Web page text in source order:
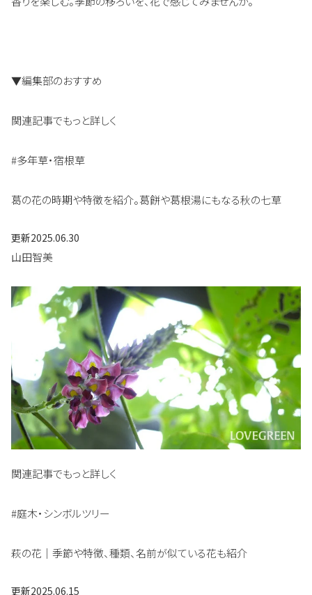
▼編集部のおすすめ
関連記事でもっと詳しく
#多年草・宿根草
葛の花の時期や特徴を紹介。葛餅や葛根湯にもなる秋の七草
更新2025.06.30
山田智美
関連記事でもっと詳しく
#庭木・シンボルツリー
萩の花｜季節や特徴、種類、名前が似ている花も紹介
更新2025.06.15